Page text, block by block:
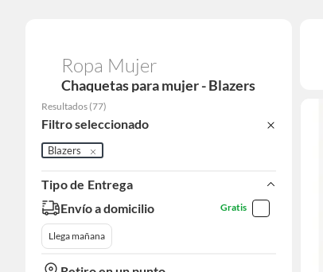
Ropa Mujer
Chaquetas para mujer - Blazers
Resultados (77)
Filtro seleccionado
Blazers
Tipo de Entrega
Envío a domicilio
Gratis
Llega mañana